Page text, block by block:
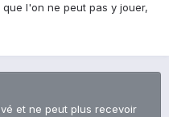
l'on ne peut pas y jouer,
et ne peut plus recevoir